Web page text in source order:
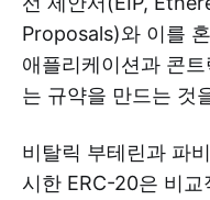
Proposals)와 이를
애플리케이션과 콘
는 규약을 만드는 것
비탈릭 부테린과 파
시한 ERC-20은 비